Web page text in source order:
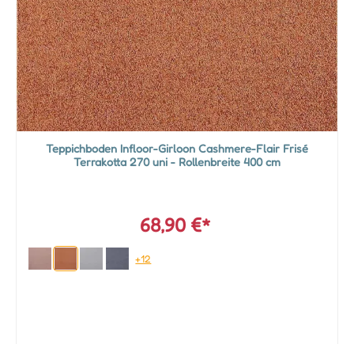
Teppichboden Infloor-Girloon Cashmere-Flair Frisé
Terrakotta 270 uni - Rollenbreite 400 cm
68,90 €*
+12